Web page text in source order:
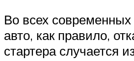
Во всех
авто, как правило,
стартера случается